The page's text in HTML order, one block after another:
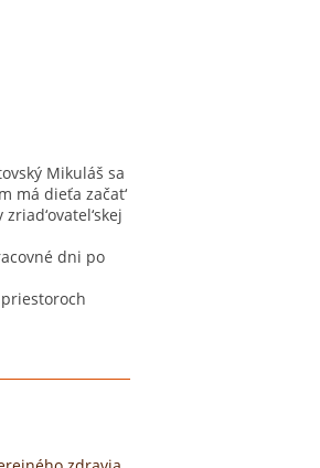
Mikuláš sa
má dieťa začat‘
dni po